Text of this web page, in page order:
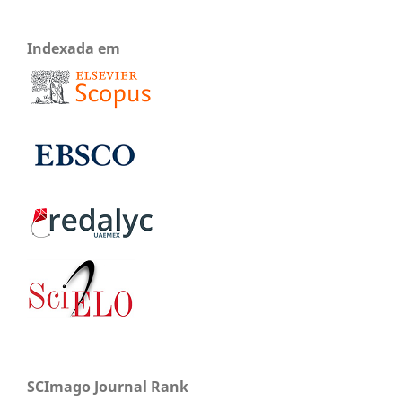
Indexada em
SCImago Journal Rank